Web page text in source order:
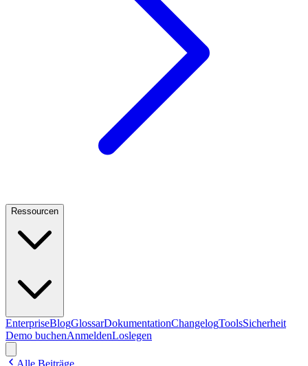
Ressourcen
EnterpriseBlogGlossarDokumentationChangelogToolsSicherheit
Demo buchenAnmeldenLoslegen
Alle Beiträge